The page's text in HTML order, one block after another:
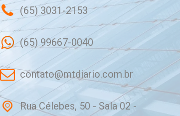
(65) 3031-2153
(65) 99667-0040
contato@mtdiario.com.br
Rua Célebes, 50 - Sala 02 -